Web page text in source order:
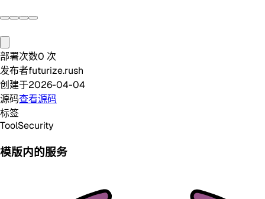
部署次数0 次
发布者futurize.rush
创建于2026-04-04
源码查看源码
标签
ToolSecurity
模版内的服务